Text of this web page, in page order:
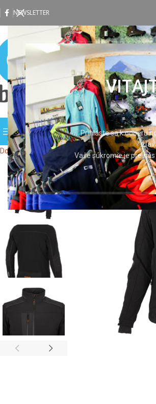
Prihláste sa k odberu
Vaše súkromie je pre
NEWSLETTER
PREHLIADAŤ KATEGÓRIE
Domov Pracovné odevy Pracovné bundy